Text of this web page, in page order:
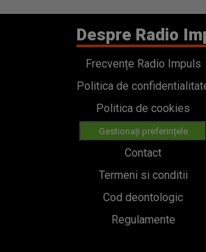
Despre Radio
Frecvențe Radio Impuls
Politica de
Politica de cookies
Gestionați preferințele
Contact
Termeni si conditii
Cod deontologic
Regulamente